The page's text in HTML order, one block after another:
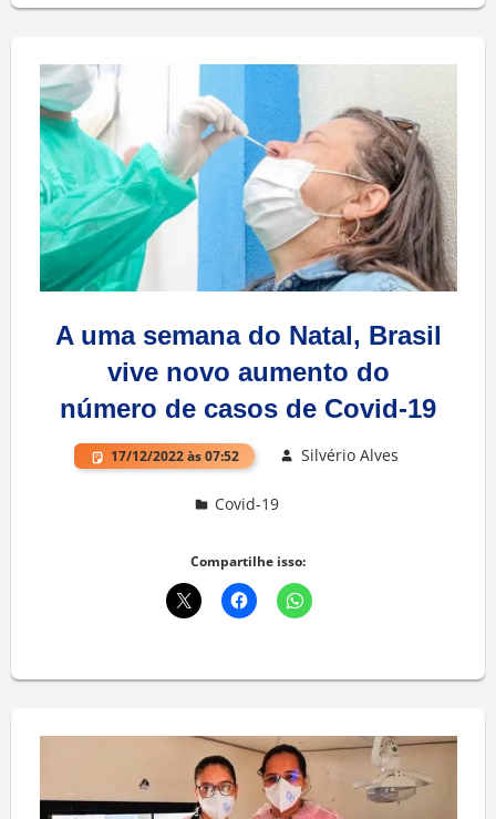
A uma semana do Natal, Brasil
vive novo aumento do
número de casos de Covid-19
17/12/2022 às 07:52 Silvério Alves
Covid-19
Compartilhe isso: